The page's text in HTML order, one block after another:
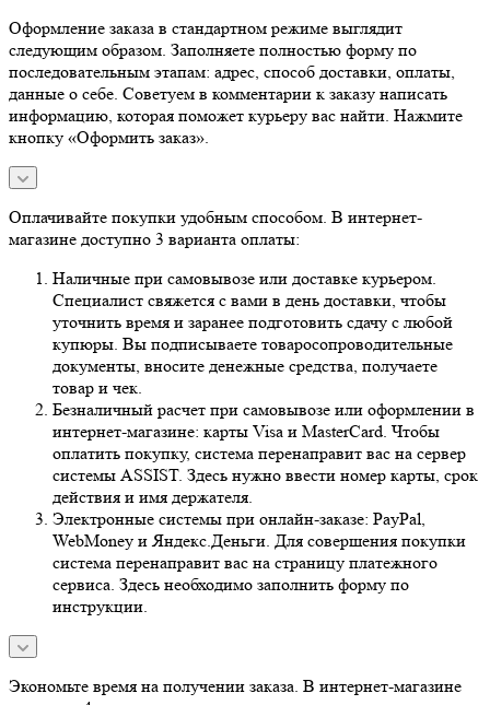
Оформление заказа в стандартном режиме выглядит
следующим образом. Заполняете полностью форму по
последовательным этапам: адрес, способ доставки, оплаты,
данные о себе. Советуем в комментарии к заказу написать
информацию, которая поможет курьеру вас найти. Нажмите
кнопку «Оформить заказ».
Оплачивайте покупки удобным способом. В интернет-
магазине доступно 3 варианта оплаты:
Наличные при самовывозе или доставке курьером.
Специалист свяжется с вами в день доставки, чтобы
уточнить время и заранее подготовить сдачу с любой
купюры. Вы подписываете товаросопроводительные
документы, вносите денежные средства, получаете
товар и чек.
Безналичный расчет при самовывозе или оформлении в
интернет-магазине: карты Visa и MasterCard. Чтобы
оплатить покупку, система перенаправит вас на сервер
системы ASSIST. Здесь нужно ввести номер карты, срок
действия и имя держателя.
Электронные системы при онлайн-заказе: PayPal,
WebMoney и Яндекс.Деньги. Для совершения покупки
система перенаправит вас на страницу платежного
сервиса. Здесь необходимо заполнить форму по
инструкции.
Экономьте время на получении заказа. В интернет-магазине